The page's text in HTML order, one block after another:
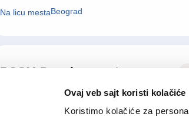
Ovaj veb sajt koristi kolačiće
Koristimo kolačiće za
Na licu mestaBeograd
POSM Development
Prodaja i razvoj poslovanja